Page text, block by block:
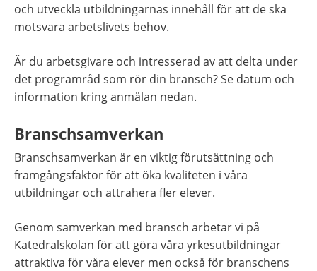
och utveckla utbildningarnas innehåll för att de ska
motsvara arbetslivets behov.
Är du arbetsgivare och intresserad av att delta under
det programråd som rör din bransch? Se datum och
information kring anmälan nedan.
Branschsamverkan
Branschsamverkan är en viktig förutsättning och
framgångsfaktor för att öka kvaliteten i våra
utbildningar och attrahera fler elever.
Genom samverkan med bransch arbetar vi på
Katedralskolan för att göra våra yrkesutbildningar
attraktiva för våra elever men också för branschens